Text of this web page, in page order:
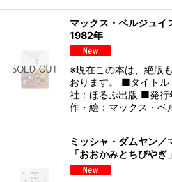
マックス・ベルジュイ
1982年
※現在この本は、絶版
おります。 ■タイト
社：ほるぷ出版 ■発
作・絵：マックス・
ミッシャ・ダムヤン／
「おおかみとちびや